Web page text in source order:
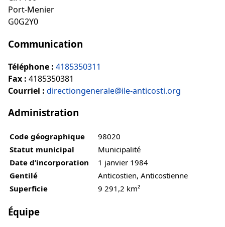
Port-Menier
G0G2Y0
Communication
Téléphone : 4185350311
Fax : 4185350381
Courriel : directiongenerale@ile-anticosti.org
Administration
Code géographique
98020
Statut municipal
Municipalité
Date d’incorporation
1 janvier 1984
Gentilé
Anticostien, Anticostienne
Superficie
9 291,2 km²
Équipe